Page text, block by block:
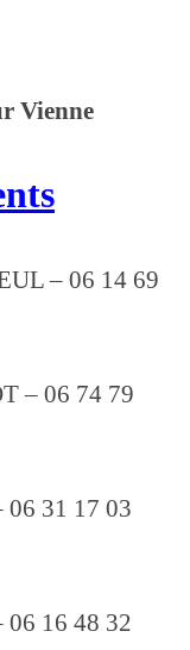
Vienne
– 06 14 69
– 06 74 79
06 31 17 03
06 16 48 32